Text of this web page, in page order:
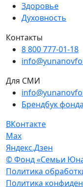
Здоровье
Духовность
Контакты
8 800 777-01-18
Для СМИ
Брендбук фонда
ВКонтакте
Max
Яндекс.Дзен
© Фонд «Семьи
Политика
Политика